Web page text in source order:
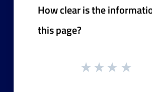
How clear is the
this page?